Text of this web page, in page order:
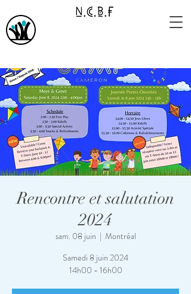
Rencontre et salutation
2024
sam. 08 juin
  |
Montréal
Samedi 8 juin 2024
14h00 - 16h00